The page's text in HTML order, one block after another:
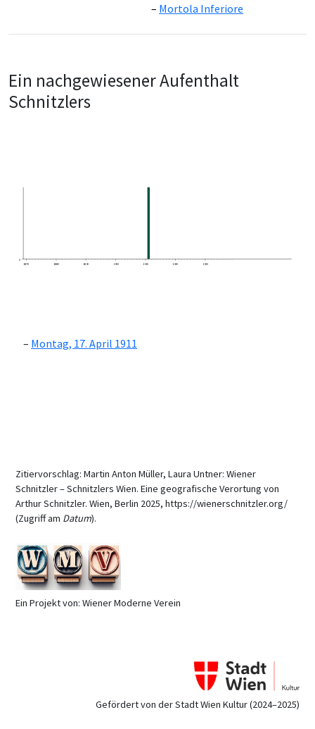
Mortola Inferiore
Ein nachgewiesener Aufenthalt
Schnitzlers
0
1870
1880 1890 1900 1910 1920 1930
Montag, 17. April 1911
Zitiervorschlag: Martin Anton Müller, Laura Untner: Wiener
Schnitzler – Schnitzlers Wien. Eine geografische Verortung von
Arthur Schnitzler. Wien, Berlin 2025, https://wienerschnitzler.org/
(Zugriff am Datum).
Ein Projekt von: Wiener Moderne Verein
Gefördert von der Stadt Wien Kultur (2024–2025)